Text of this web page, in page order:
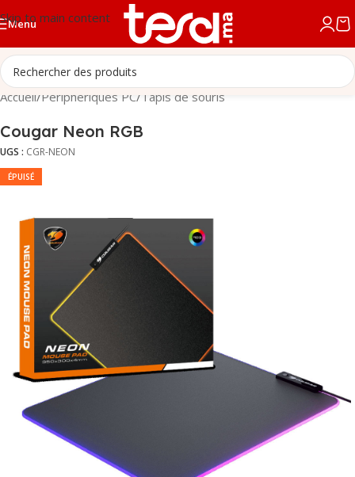
Skip to main content
Menu
Accueil/Périphériques PC/ Tapis de souris
Cougar Neon RGB
UGS : CGR-NEON
ÉPUISÉ